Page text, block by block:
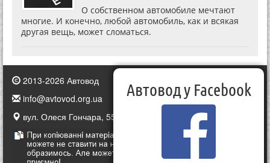
О собственном автомобиле мечтают
многие. И конечно, любой автомобиль, как и всякая
другая вещь, может сломаться.
2013-2026 Автовод
info@avtovod.org.ua
вул. Олеся Гончара, 55, Київ, Україна
Автовод у Facebook